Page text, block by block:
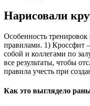
Нарисовали
Особенность
правилами. 1) Кроссфит
собой и коллегами по
все результаты, чтобы
правила учесть при
Как это выглядело